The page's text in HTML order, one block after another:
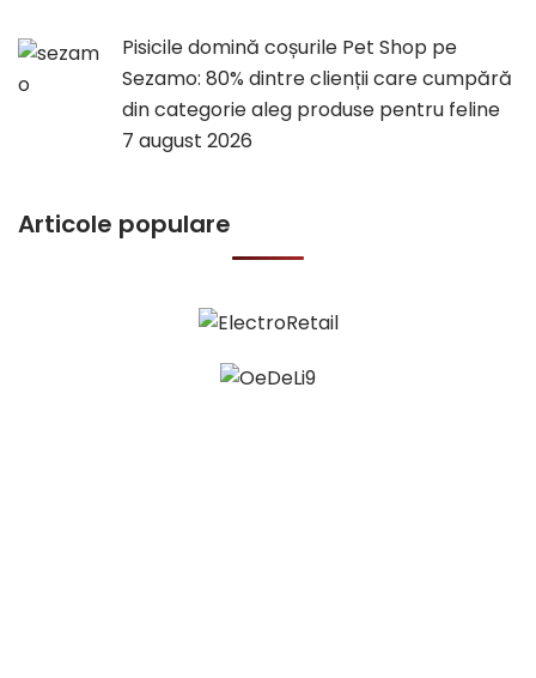
Pisicile domină coșurile Pet Shop pe
Sezamo: 80% dintre clienții care cumpără
din categorie aleg produse pentru feline
7 august 2026
Articole populare